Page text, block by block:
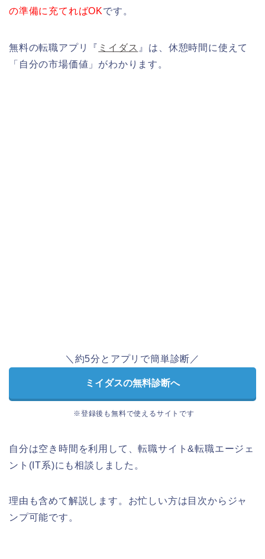
の準備に充てればOKです。
無料の転職アプリ『 ミイダス 』は、休憩時間に使えて
「自分の市場価値」がわかります。
＼約5分とアプリで簡単診断／
ミイダスの無料診断へ
※登録後も無料で使えるサイトです
自分は空き時間を利用して、転職サイト&転職エージェ
ント(IT系)にも相談しました。
理由も含めて解説します。お忙しい方は目次からジャ
ンプ可能です。